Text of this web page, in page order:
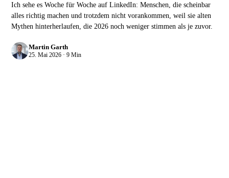
Ich sehe es Woche für Woche auf LinkedIn: Menschen, die scheinbar
alles richtig machen und trotzdem nicht vorankommen, weil sie alten
Mythen hinterherlaufen, die 2026 noch weniger stimmen als je zuvor.
Martin Garth
25. Mai 2026 · 9 Min